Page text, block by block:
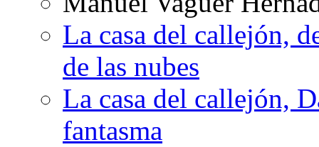
La casa del callejón,
de las nubes
La casa del callejón,
fantasma